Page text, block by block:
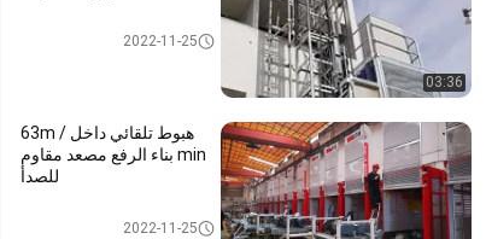
03:36
المصعد الرفع البناء2022-11-25
هبوط تلقائي داخل 63m /
min بناء الرفع مصعد مقاوم
للصدأ
المصعد الرفع البناء2022-11-25